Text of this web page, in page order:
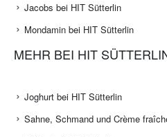
Jacobs bei HIT Sütterlin
Mondamin bei HIT Sütterlin
MEHR BEI HIT
Joghurt bei HIT Sütterlin
Sahne, Schmand und Crème